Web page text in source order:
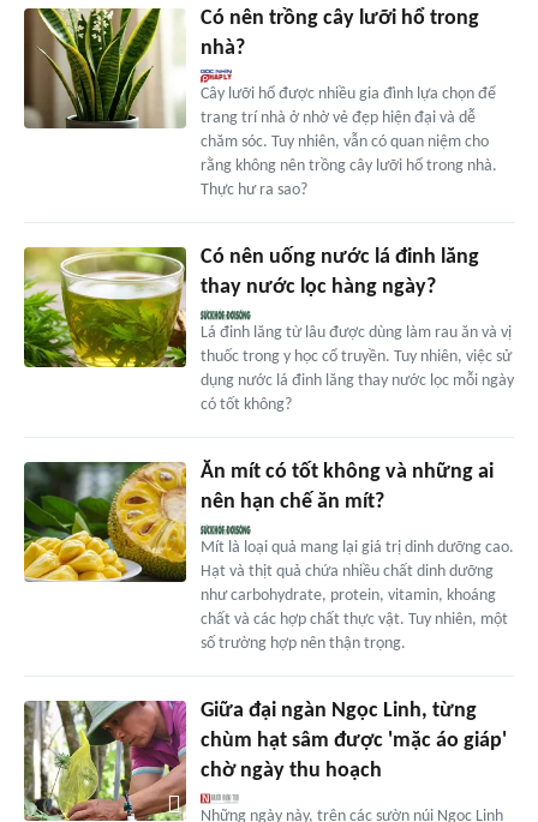
Có nên trồng cây lưỡi hổ trong
nhà?
Cây lưỡi hổ được nhiều gia đình lựa chọn để
trang trí nhà ở nhờ vẻ đẹp hiện đại và dễ
chăm sóc. Tuy nhiên, vẫn có quan niệm cho
rằng không nên trồng cây lưỡi hổ trong nhà.
Thực hư ra sao?
Có nên uống nước lá đinh lăng
thay nước lọc hàng ngày?
Lá đinh lăng từ lâu được dùng làm rau ăn và vị
thuốc trong y học cổ truyền. Tuy nhiên, việc sử
dụng nước lá đinh lăng thay nước lọc mỗi ngày
có tốt không?
Ăn mít có tốt không và những ai
nên hạn chế ăn mít?
Mít là loại quả mang lại giá trị dinh dưỡng cao.
Hạt và thịt quả chứa nhiều chất dinh dưỡng
như carbohydrate, protein, vitamin, khoáng
chất và các hợp chất thực vật. Tuy nhiên, một
số trường hợp nên thận trọng.
Giữa đại ngàn Ngọc Linh, từng
chùm hạt sâm được 'mặc áo giáp'
chờ ngày thu hoạch
Những ngày này, trên các sườn núi Ngọc Linh